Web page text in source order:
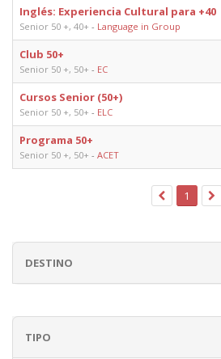
Inglés: Experiencia Cultural para +40
Senior 50 +, 40+ - Language in Group
Club 50+
Senior 50 +, 50+ - EC
Cursos Senior (50+)
Senior 50 +, 50+ - ELC
Programa 50+
Senior 50 +, 50+ - ACET
1
DESTINO
TIPO